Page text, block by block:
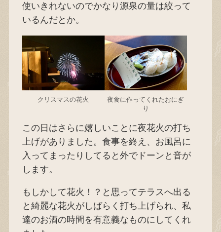
使いきれないのでかなり源泉の量は絞って
いるんだとか。
クリスマスの花火
夜食に作ってくれたおにぎ
り
この日はさらに嬉しいことに夜花火の打ち
上げがありました。食事を終え、お風呂に
入ってまったりしてると外でドーンと音が
します。
もしかして花火！？と思ってテラスへ出る
と綺麗な花火がしばらく打ち上げられ、私
達のお酒の時間を有意義なものにしてくれ